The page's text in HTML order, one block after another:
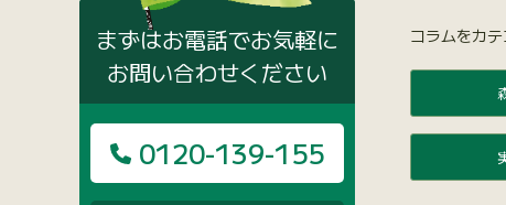
コラムをカテ
まずはお電話でお気軽に
お問い合わせください
0120-139-155